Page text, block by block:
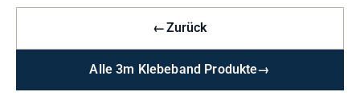
←Zurück
Alle 3m Klebeband Produkte→